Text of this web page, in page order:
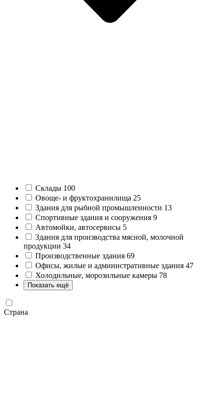
Склады 100
Овоще- и фруктохранилища 25
Здания для рыбной промышленности 13
Cпортивные здания и сооружения 9
Автомойки, автосервисы 5
Здания для производства мясной, молочной
продукции 34
Производственные здания 69
Офисы, жилые и административные здания 47
Холодильные, морозильные камеры 78
Показать ещё
Страна